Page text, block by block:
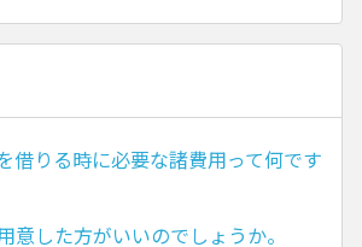
借りる時に必要な諸費用って何です
意した方がいいのでしょうか。